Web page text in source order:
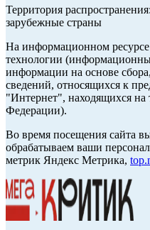
Территория
зарубежные страны
На информационном
технологии
информации на основе
сведений, относящихся к
"Интернет", находящихся на
Федерации).
Во время посещения сайта
обрабатываем ваши
метрик Яндекс Метрика,